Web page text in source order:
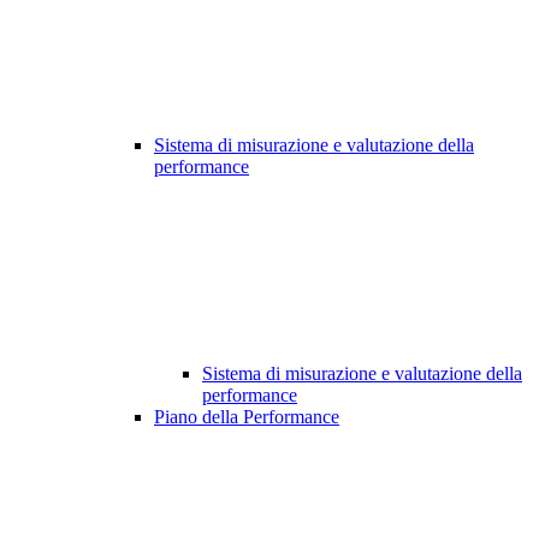
Sistema di misurazione e valutazione della
performance
Sistema di misurazione e valutazione della
performance
Piano della Performance